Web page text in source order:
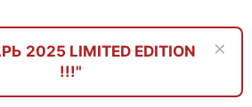
2025 LIMITED EDITION
!!!"